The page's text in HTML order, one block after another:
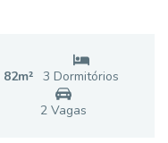
82m² 3 Dormitórios
2Vagas